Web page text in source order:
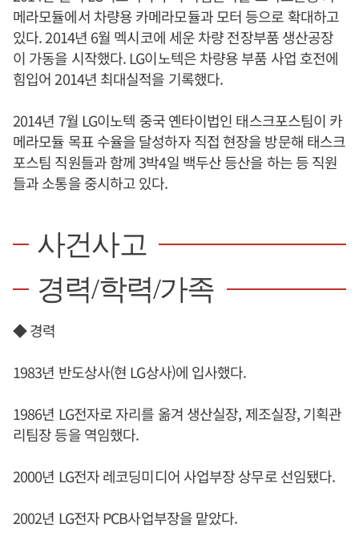
메라모듈에서 차량용 카메라모듈과 모터 등으로 확대하고
있다. 2014년 6월 멕시코에 세운 차량 전장부품 생산공장
이 가동을 시작했다. LG이노텍은 차량용 부품 사업 호전에
힘입어 2014년 최대실적을 기록했다.
2014년 7월 LG이노텍 중국 옌타이법인 태스크포스팀이 카
메라모듈 목표 수율을 달성하자 직접 현장을 방문해 태스크
포스팀 직원들과 함께 3박4일 백두산 등산을 하는 등 직원
들과 소통을 중시하고 있다.
사건사고
경력/학력/가족
◆ 경력
1983년 반도상사(현 LG상사)에 입사했다.
1986년 LG전자로 자리를 옮겨 생산실장, 제조실장, 기획관
리팀장 등을 역임했다.
2000년 LG전자 레코딩미디어 사업부장 상무로 선임됐다.
2002년 LG전자 PCB사업부장을 맡았다.